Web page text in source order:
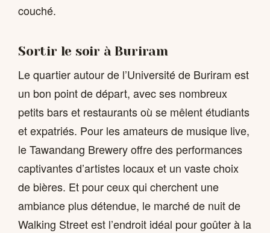
couché.
Sortir le soir à Buriram
Le quartier autour de l’Université de Buriram est
un bon point de départ, avec ses nombreux
petits bars et restaurants où se mêlent étudiants
et expatriés. Pour les amateurs de musique live,
le Tawandang Brewery offre des performances
captivantes d’artistes locaux et un vaste choix
de bières. Et pour ceux qui cherchent une
ambiance plus détendue, le marché de nuit de
Walking Street est l’endroit idéal pour goûter à la